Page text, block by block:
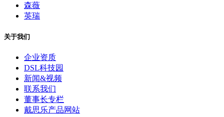
森薇
英瑞
关于我们
企业资质
DSL科技园
新闻&视频
联系我们
董事长专栏
戴思乐产品网站